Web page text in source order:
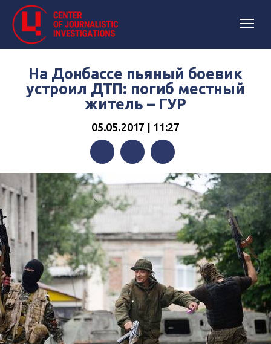
На Донбассе пьяный боевик
устроил ДТП: погиб местный
житель – ГУР
05.05.2017 | 11:27
Facebook Telegram